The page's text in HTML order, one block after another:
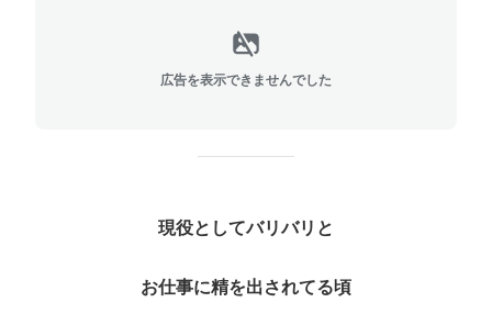
広告を表示できませんでした
現役としてバリバリと
お仕事に精を出されてる頃